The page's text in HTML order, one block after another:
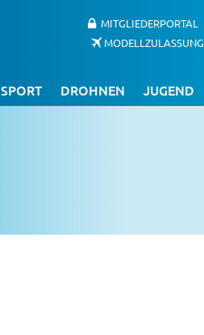
MITGLIEDERPORTAL
MODELLZULASSUNG
SPORT DROHNEN JUGEND